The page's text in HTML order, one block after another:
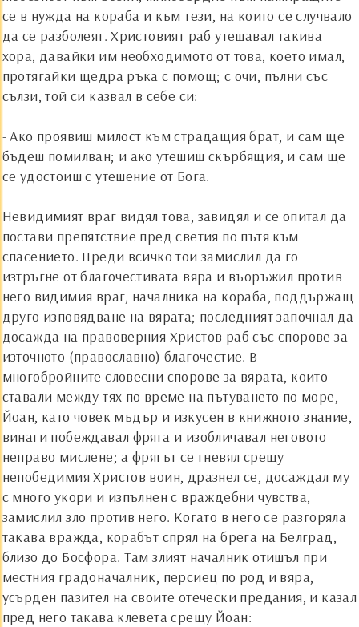
се в нужда на кораба и към тези, на които се случвало
да се разболеят. Христовият раб утешавал такива
хора, давайки им необходимото от това, което имал,
протягайки щедра ръка с помощ; с очи, пълни със
сълзи, той си казвал в себе си:
- Ако проявиш милост към страдащия брат, и сам ще
бъдеш помилван; и ако утешиш скърбящия, и сам ще
се удостоиш с утешение от Бога.
Невидимият враг видял това, завидял и се опитал да
постави препятствие пред светия по пътя към
спасението. Преди всичко той замислил да го
изтръгне от благочестивата вяра и въоръжил против
него видимия враг, началника на кораба, поддържащ
друго изповядване на вярата; последният започнал да
досажда на правоверния Христов раб със спорове за
източното (православно) благочестие. В
многобройните словесни спорове за вярата, които
ставали между тях по време на пътуването по море,
Йоан, като човек мъдър и изкусен в книжното знание,
винаги побеждавал фряга и изобличавал неговото
неправо мислене; а фрягът се гневял срещу
непобедимия Христов воин, дразнел се, досаждал му
с много укори и изпълнен с враждебни чувства,
замислил зло против него. Когато в него се разгоряла
такава вражда, корабът спрял на брега на Белград,
близо до Босфора. Там злият началник отишъл при
местния градоначалник, персиец по род и вяра,
усърден пазител на своите отечески предания, и казал
пред него такава клевета срещу Йоан: